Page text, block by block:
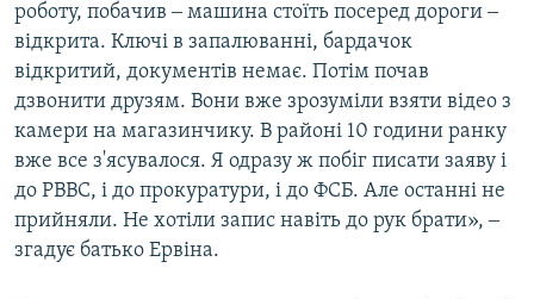
роботу, побачив ‒ машина стоїть посеред дороги ‒
відкрита. Ключі в запалюванні, бардачок
відкритий, документів немає. Потім почав
дзвонити друзям. Вони вже зрозуміли взяти відео з
камери на магазинчику. В районі 10 години ранку
вже все з'ясувалося. Я одразу ж побіг писати заяву і
до РВВС, і до прокуратури, і до ФСБ. Але останні не
прийняли. Не хотіли запис навіть до рук брати», ‒
згадує батько Ервіна.